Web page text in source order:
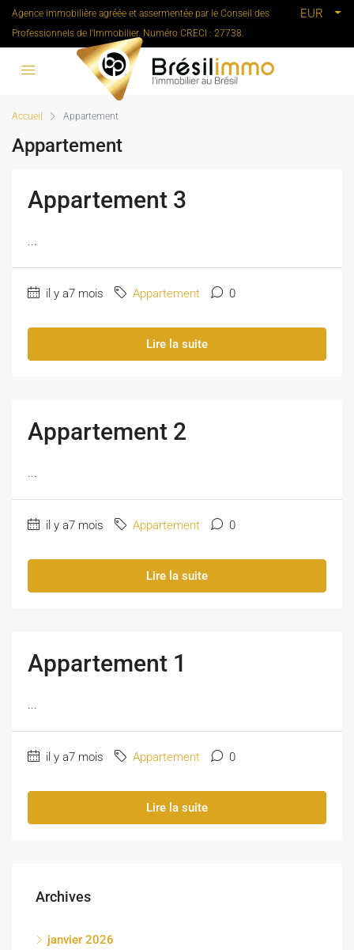
Agence immobilière agréée et assermentée par le Conseil des
Professionnels de l'Immobilier. Numéro CRECI : 27738.
EUR
Accueil Appartement
Appartement
Appartement 3
...
il y a7 mois Appartement 0
Lire la suite
Appartement 2
...
il y a7 mois Appartement 0
Lire la suite
Appartement 1
...
il y a7 mois Appartement 0
Lire la suite
Archives
janvier 2026